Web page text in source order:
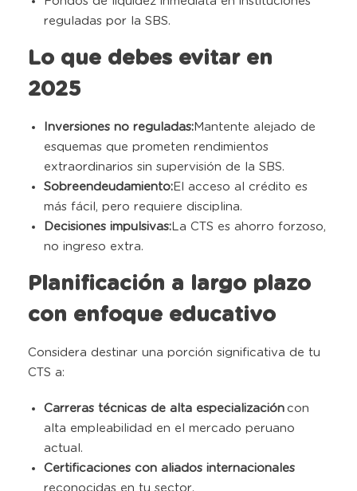
reguladas por la SBS.
Lo que debes evitar en
2025
Inversiones no reguladas:Mantente alejado de
esquemas que prometen rendimientos
extraordinarios sin supervisión de la SBS.
Sobreendeudamiento: El acceso al crédito es
más fácil, pero requiere disciplina.
Decisiones impulsivas: La CTS es ahorro forzoso,
no ingreso extra.
Planificación a largo plazo
con enfoque educativo
Considera destinar una porción significativa de tu
CTS a:
Carreras técnicas de alta especialización con
alta empleabilidad en el mercado peruano
actual.
Certificaciones con aliados internacionales
reconocidas en tu sector.